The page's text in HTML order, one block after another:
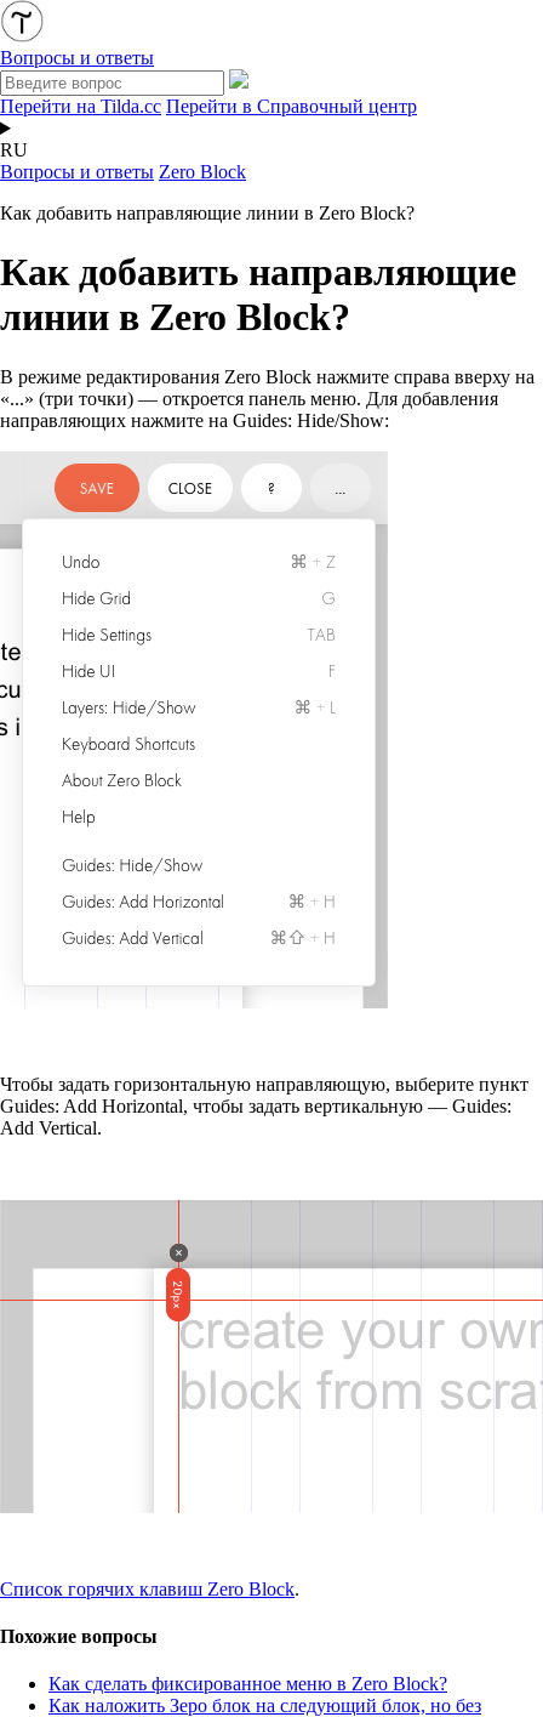
Вопросы и ответы
Перейти на Tilda.cc Перейти в Справочный центр
RU
Вопросы и ответы Zero Block
Как добавить направляющие линии в Zero Block?
Как добавить направляющие
линии в Zero Block?
В режиме редактирования Zero Block нажмите справа вверху на
«...» (три точки) — откроется панель меню. Для добавления
направляющих нажмите на Guides: Hide/Show:
Чтобы задать горизонтальную направляющую, выберите пункт
Guides: Add Horizontal, чтобы задать вертикальную — Guides:
Add Vertical.
Список горячих клавиш Zero Block.
Похожие вопросы
Как сделать фиксированное меню в Zero Block?
Как наложить Зеро блок на следующий блок, но без